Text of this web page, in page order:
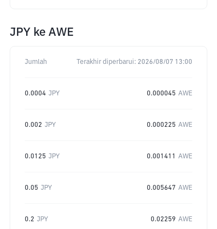
JPY ke AWE
Jumlah Terakhir diperbarui: 2026/08/07 13:00
0.0004 JPY 0.000045 AWE
0.002 JPY 0.000225 AWE
0.0125 JPY 0.001411 AWE
0.05 JPY 0.005647 AWE
0.2 JPY 0.02259 AWE